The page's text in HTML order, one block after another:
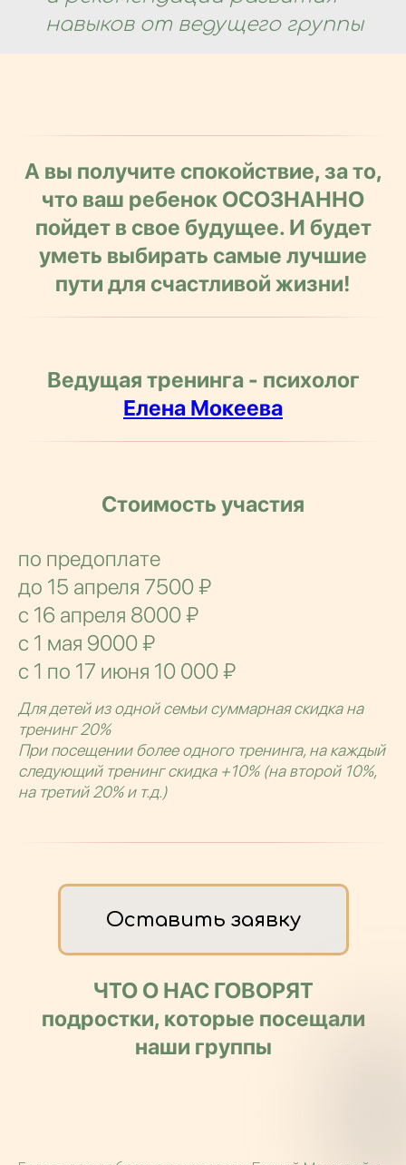
навыков от ведущего группы
А вы получите спокойствие, за то,
что ваш ребенок ОСОЗНАННО
пойдет в свое будущее. И будет
уметь выбирать самые лучшие
пути для счастливой жизни!
Ведущая тренинга - психолог
Елена Мокеева
Стоимость участия
по предоплате
до 15 апреля 7500 ₽
с 16 апреля 8000 ₽
с 1 мая 9000 ₽
с 1 по 17 июня 10 000 ₽
Для детей из одной семьи суммарная скидка на
тренинг 20%
При посещении более одного тренинга, на каждый
следующий тренинг скидка +10% (на второй 10%,
на третий 20% и т.д.)
Оставить заявку
ЧТО О НАС ГОВОРЯТ
подростки, которые посещали
наши группы